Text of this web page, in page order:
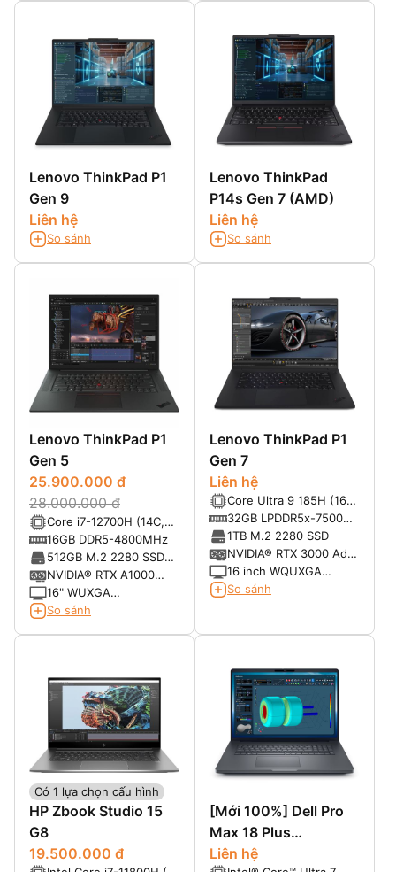
Lenovo ThinkPad P1
Gen 9
Liên hệ
So sánh
Lenovo ThinkPad
P14s Gen 7 (AMD)
Liên hệ
So sánh
Lenovo ThinkPad P1
Gen 5
25.900.000 đ
28.000.000 đ
Core i7-12700H (14C,
20T, up to 4.7GHz,
24MB)
16GB DDR5-4800MHz
512GB M.2 2280 SSD
PCIe® NVMe®, PCIe®
4.0
NVIDIA® RTX A1000
Laptop GPU 4GB
GDDR6 35W
16" WUXGA
(1920x1200) IPS
So sánh
Lenovo ThinkPad P1
Gen 7
Liên hệ
Core Ultra 9 185H (16C,
22T, up to 5.1GHz,
24MB Intel® Smart
Cache)
32GB LPDDR5x-7500
MT/s
1TB M.2 2280 SSD
NVIDIA® RTX 3000 Ada
8GB
16 inch WQUXGA
(3840x2400) OLED
So sánh
Có 1 lựa chọn cấu hình
HP Zbook Studio 15
G8
19.500.000 đ
[Mới 100%] Dell Pro
Max 18 Plus
MB18250
Liên hệ